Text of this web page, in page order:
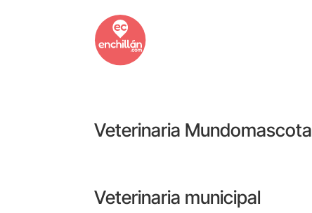
Veterinaria Mundomascota
Veterinaria municipal